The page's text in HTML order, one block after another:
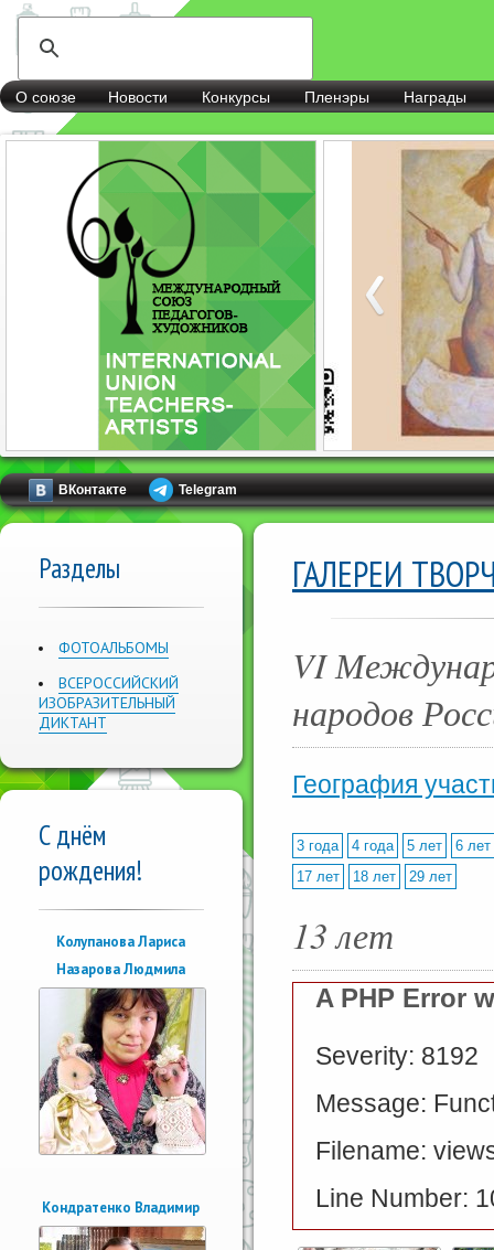
О союзе Новости Конкурсы Пленэры Награды
ВКонтакте Telegram
Разделы
ФОТОАЛЬБОМЫ
ВСЕРОССИЙСКИЙ
ИЗОБРАЗИТЕЛЬНЫЙ
ДИКТАНТ
С днём
рождения!
Колупанова Лариса
Назарова Людмила
Кондратенко Владимир
ГАЛЕРЕИ
VI
народов
География
3 года 4 года 5 лет
6 лет
17 лет
18 лет 29 лет
13 лет
A PHP Error
Severity: 8192
Message:
Filename:
Line Number: